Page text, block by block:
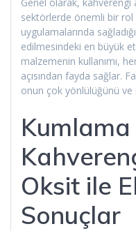
sektörlerde önemli bir rol
uygulamalarında
edilmesindeki en büyük
malzemenin kullanımı,
açısından fayda sağlar.
onun çok yönlülüğünü ve
Oksit ile
Sonuçlar